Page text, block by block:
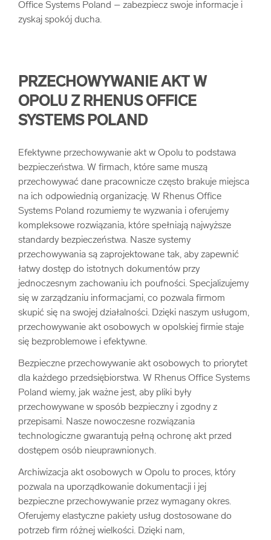
Office Systems Poland – zabezpiecz swoje informacje i
zyskaj spokój ducha.
PRZECHOWYWANIE AKT W
OPOLU Z RHENUS OFFICE
SYSTEMS POLAND
Efektywne przechowywanie akt w Opolu to podstawa
bezpieczeństwa. W firmach, które same muszą
przechowywać dane pracownicze często brakuje miejsca
na ich odpowiednią organizację. W Rhenus Office
Systems Poland rozumiemy te wyzwania i oferujemy
kompleksowe rozwiązania, które spełniają najwyższe
standardy bezpieczeństwa. Nasze systemy
przechowywania są zaprojektowane tak, aby zapewnić
łatwy dostęp do istotnych dokumentów przy
jednoczesnym zachowaniu ich poufności. Specjalizujemy
się w zarządzaniu informacjami, co pozwala firmom
skupić się na swojej działalności. Dzięki naszym usługom,
przechowywanie akt osobowych w opolskiej firmie staje
się bezproblemowe i efektywne.
Bezpieczne przechowywanie akt osobowych to priorytet
dla każdego przedsiębiorstwa. W Rhenus Office Systems
Poland wiemy, jak ważne jest, aby pliki były
przechowywane w sposób bezpieczny i zgodny z
przepisami. Nasze nowoczesne rozwiązania
technologiczne gwarantują pełną ochronę akt przed
dostępem osób nieuprawnionych.
Archiwizacja akt osobowych w Opolu to proces, który
pozwala na uporządkowanie dokumentacji i jej
bezpieczne przechowywanie przez wymagany okres.
Oferujemy elastyczne pakiety usług dostosowane do
potrzeb firm różnej wielkości. Dzięki nam,